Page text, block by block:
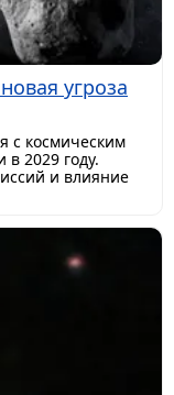
угроза
с космическим
2029 году.
и влияние